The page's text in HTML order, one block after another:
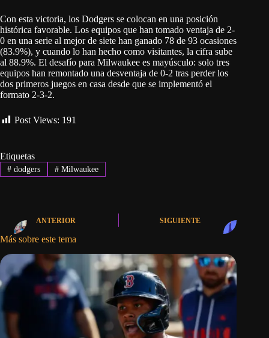
Con esta victoria, los Dodgers se colocan en una posición
histórica favorable. Los equipos que han tomado ventaja de 2-
0 en una serie al mejor de siete han ganado 78 de 93 ocasiones
(83.9%), y cuando lo han hecho como visitantes, la cifra sube
al 88.9%. El desafío para Milwaukee es mayúsculo: solo tres
equipos han remontado una desventaja de 0-2 tras perder los
dos primeros juegos en casa desde que se implementó el
formato 2-3-2.
Post Views: 191
Etiquetas
#dodgers #Milwaukee
ANTERIOR SIGUIENTE
Más sobre este tema